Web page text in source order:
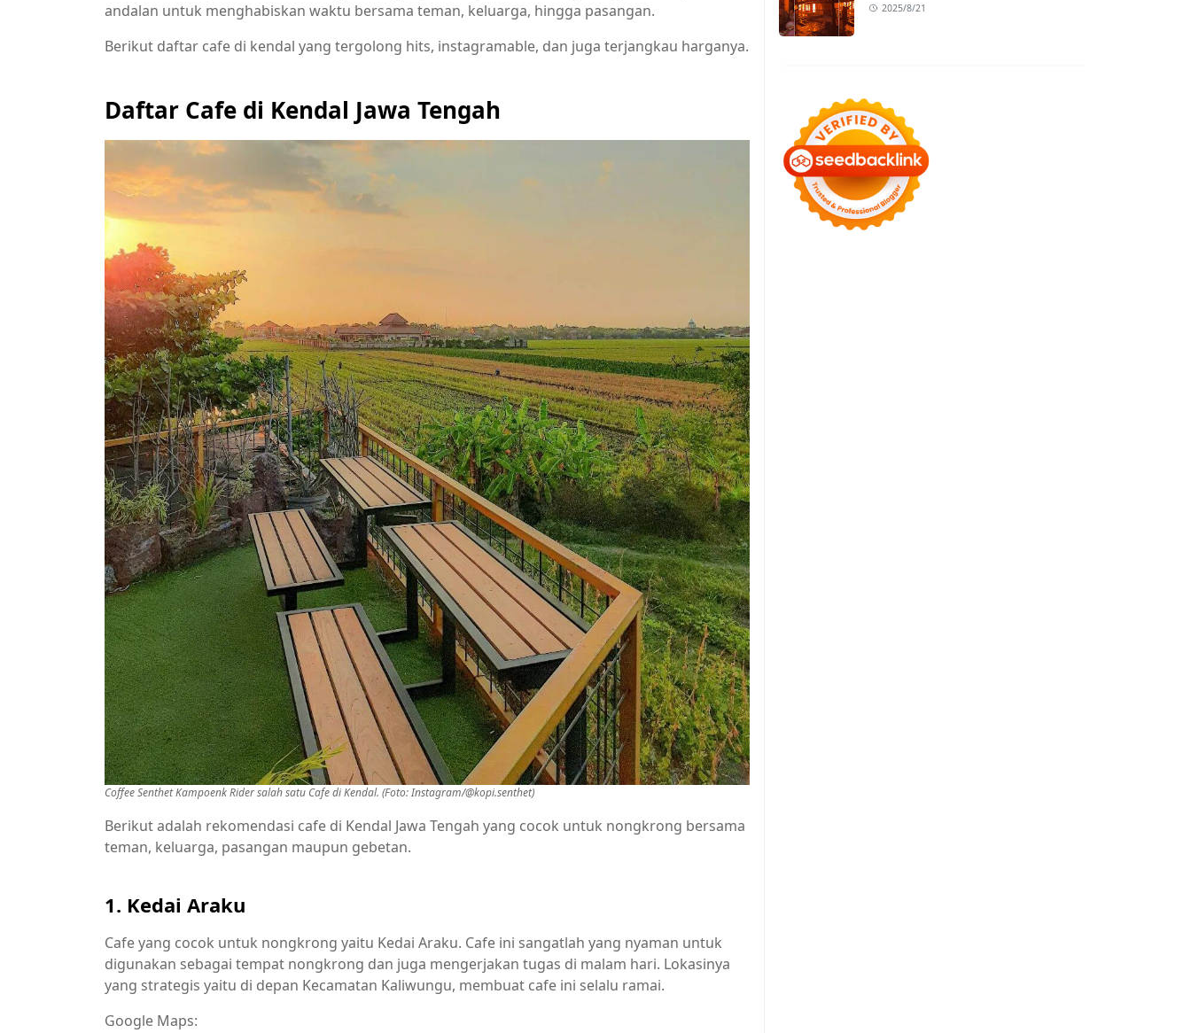
andalan untuk menghabiskan waktu bersama teman, keluarga, hingga pasangan.
Berikut daftar cafe di kendal yang tergolong hits, instagramable, dan juga terjangkau harganya.
Daftar Cafe di Kendal Jawa Tengah
Coffee Senthet Kampoenk Rider salah satu Cafe di Kendal. (Foto: Instagram/@kopi.senthet)
Berikut adalah rekomendasi cafe di Kendal Jawa Tengah yang cocok untuk nongkrong bersama
teman, keluarga, pasangan maupun gebetan.
1. Kedai Araku
Cafe yang cocok untuk nongkrong yaitu Kedai Araku. Cafe ini sangatlah yang nyaman untuk
digunakan sebagai tempat nongkrong dan juga mengerjakan tugas di malam hari. Lokasinya
yang strategis yaitu di depan Kecamatan Kaliwungu, membuat cafe ini selalu ramai.
Google Maps:
2025/8/21